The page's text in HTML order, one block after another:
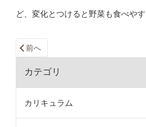
ど、変化とつけると野菜も食べや
前へ
カテゴリ
カリキュラム